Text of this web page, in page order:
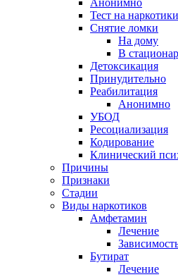
Анонимно
Тест на наркотики
Снятие ломки
На дому
В
Детоксикация
Принудительно
Реабилитация
Анонимно
УБОД
Ресоциализация
Кодирование
Клинический
Причины
Признаки
Стадии
Виды наркотиков
Амфетамин
Лечение
Бутират
Лечение